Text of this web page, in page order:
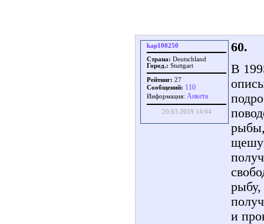
kap100250
Страна: Deutschland
Город.: Stuttgart
Рейтинг: 27
Сообщений: 110
Информация: Aнкета
20.03.2019 14:04
60.
В
и